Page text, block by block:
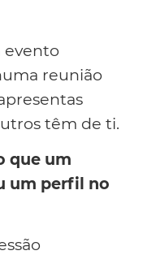
evento
reunião
têm de ti.
que um
um perfil no